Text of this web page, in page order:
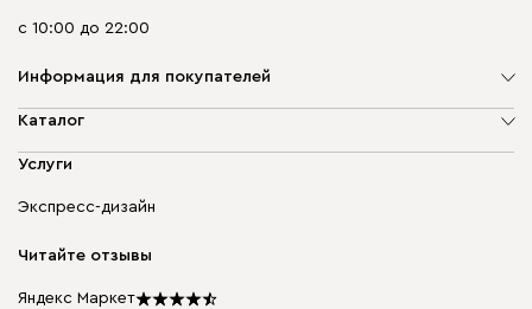
с 10:00 до 22:00
Информация для покупателей
О компании
Доставка и оплата
диван.клуб
Карьера
Подарочные сертификаты
Каталог
Мягкая мебель
Бескаркасная мебель
Столы и стулья
Услуги
Экспресс-дизайн
Читайте отзывы
Яндекс Маркет